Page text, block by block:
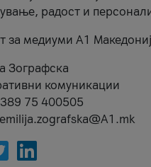
радост и
за медиуми А1
Зографска
комуникации
75 400505